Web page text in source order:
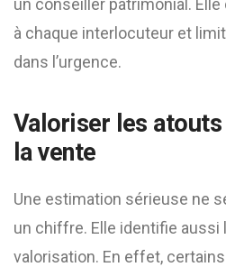
un conseiller patrimonial.
à chaque interlocuteur et
dans l’urgence.
Valoriser les atouts
la vente
Une estimation sérieuse ne
un chiffre. Elle identifie aussi
valorisation. En effet,